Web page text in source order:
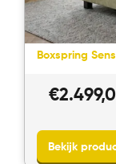
Boxspring
€